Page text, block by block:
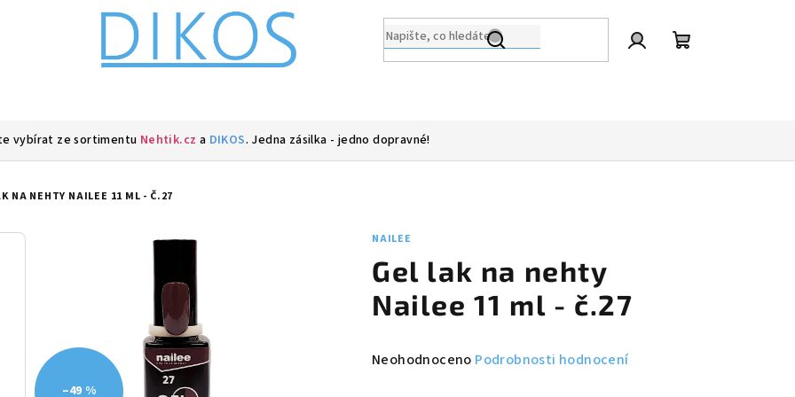
vybírat ze sortimentu Nehtik.cz a DIKOS. Jedna zásilka - jedno dopravné!
NA NEHTY NAILEE 11 ML - Č.27
NAILEE
Gel lak na nehty
Nailee 11 ml - č.27
Průměrné
Neohodnoceno Podrobnosti hodnocení
–49 %